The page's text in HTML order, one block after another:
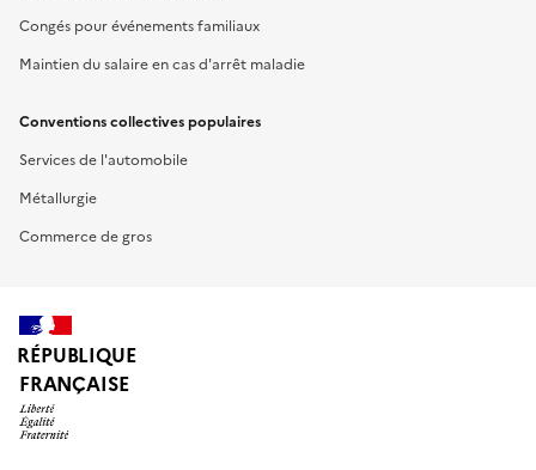
Congés pour événements familiaux
Maintien du salaire en cas d'arrêt maladie
Conventions collectives populaires
Services de l'automobile
Métallurgie
Commerce de gros
RÉPUBLIQUE
FRANÇAISE